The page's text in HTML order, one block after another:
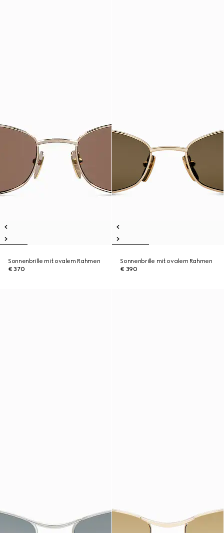
Sonnenbrille mit ovalem Rahmen
€ 370
Sonnenbrille mit ovalem Rahmen
€ 390